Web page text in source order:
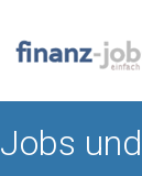
Jobs